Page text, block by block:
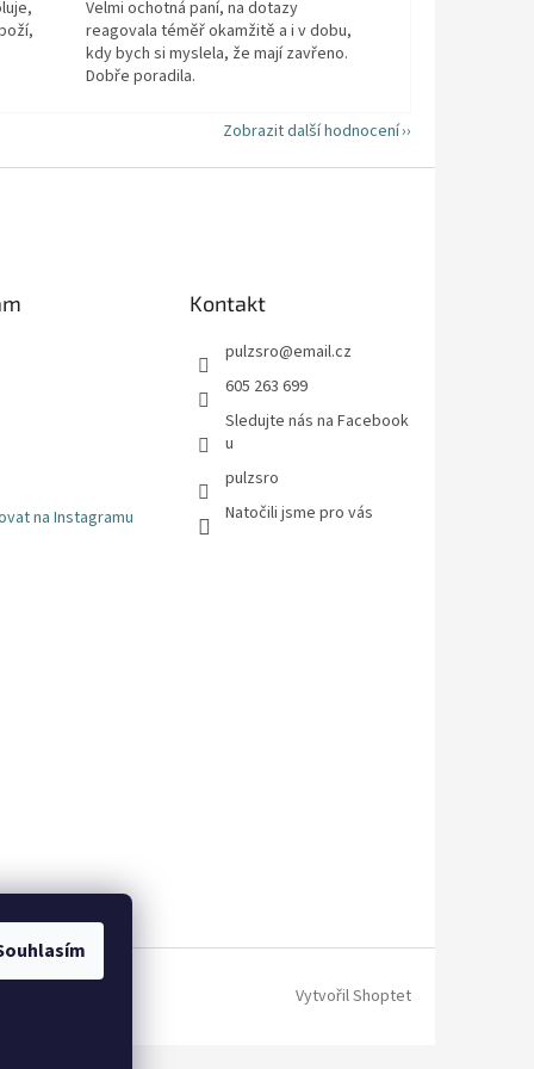
Velmi ochotná paní, na dotazy
reagovala téměř okamžitě a i v dobu,
kdy bych si myslela, že mají zavřeno.
Dobře poradila.
Zobrazit další hodnocení
na Instagramu
Kontakt
pulzsro@email.cz
605 263 699
Sledujte nás na Facebook
u
pulzsro
Natočili jsme pro vás
Vytvořil Shoptet